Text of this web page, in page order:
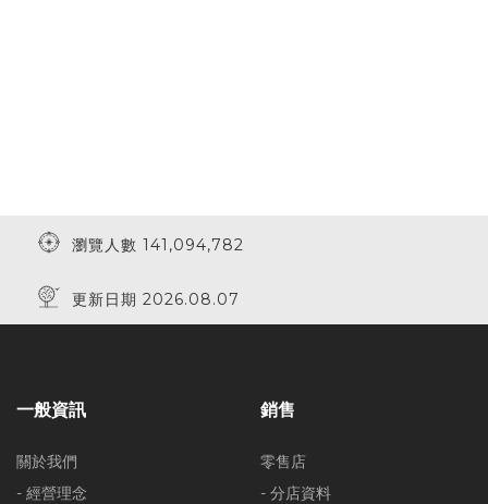
瀏覽人數 141,094,782
更新日期 2026.08.07
一般資訊
關於我們
- 經營理念
銷售
零售店
- 分店資料